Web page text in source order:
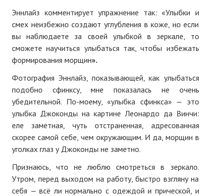
№ 8
КНИГИ
Список наших книг
Страница поиска
Новые книги
Е. Богатырев «Повесть об олимпийском характере»
В. Щагин «Мяч и время»
ПОДПИСКА
Эннлайз комментирует упражнение так: «Улыбки и
смех неизбежно создают углубления в коже, но если
вы наблюдаете за своей улыбкой в зеркале, то
сможете научиться улыбаться так, чтобы избежать
формирования морщин».
Фотография Эннлайз, показывающей, как улыбаться
подобно сфинксу, мне показалась не очень
убедительной. По-моему, «улыбка сфинкса» — это
улыбка Джоконды на картине Леонардо да Винчи:
еле заметная, чуть отстраненная, адресованная
скорее самой себе, чем окружающим. И да, морщин в
уголках глаз у Джоконды не заметно.
Признаюсь, что не люблю смотреться в зеркало.
Утром, перед выходом на работу, быстро взгляну на
себя — всё ли нормально с одеждой и прической, и